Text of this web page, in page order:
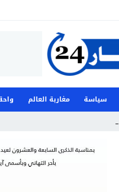
سياسة مغاربة العالم
هل كانت _